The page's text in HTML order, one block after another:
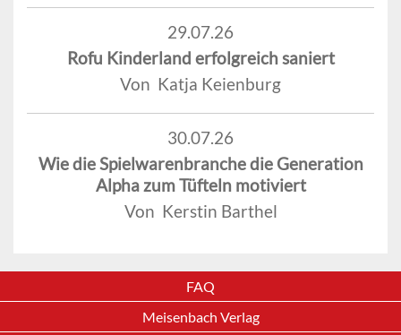
29.07.26
Rofu Kinderland erfolgreich saniert
Von Katja Keienburg
30.07.26
Wie die Spielwarenbranche die Generation
Alpha zum Tüfteln motiviert
Von Kerstin Barthel
FAQ
Meisenbach Verlag